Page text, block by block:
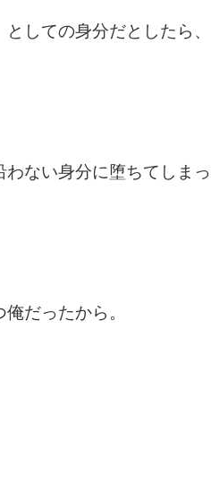
しての身分だとしたら
ない身分に堕ちてしま
だったから。